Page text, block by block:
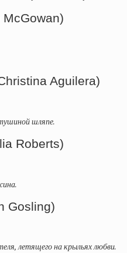
Aguilera)
шляпе.
Roberts)
Gosling)
летящего на крыльях любви.